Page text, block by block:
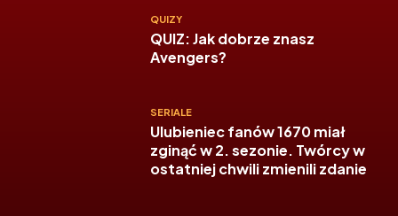
QUIZY
QUIZ: Jak dobrze znasz
Avengers?
SERIALE
Ulubieniec fanów 1670 miał
zginąć w 2. sezonie. Twórcy w
ostatniej chwili zmienili zdanie